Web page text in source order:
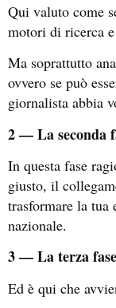
Qui valuto come
motori di ricerca
Ma soprattutto
ovvero se può
giornalista abbia
2 — La seconda
In questa fase
giusto, il
trasformare la tua
nazionale.
3 — La terza
Ed è qui che